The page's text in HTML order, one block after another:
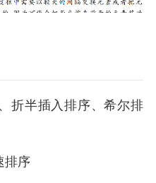
折半插入排序、希尔排
排序